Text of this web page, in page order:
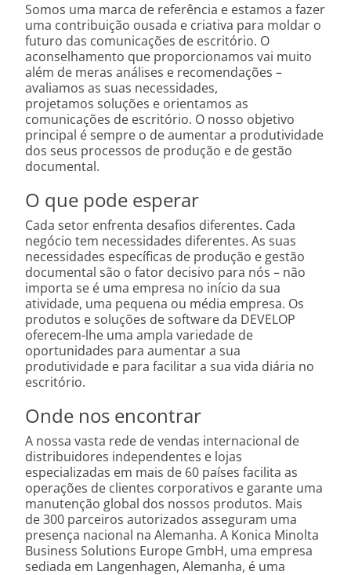
Somos uma marca de referência e estamos a fazer
uma contribuição ousada e criativa para moldar o
futuro das comunicações de escritório. O
aconselhamento que proporcionamos vai muito
além de meras análises e recomendações –
avaliamos as suas necessidades,
projetamos soluções e orientamos as
comunicações de escritório. O nosso objetivo
principal é sempre o de aumentar a produtividade
dos seus processos de produção e de gestão
documental.
O que pode esperar
Cada setor enfrenta desafios diferentes. Cada
negócio tem necessidades diferentes. As suas
necessidades específicas de produção e gestão
documental são o fator decisivo para nós – não
importa se é uma empresa no início da sua
atividade, uma pequena ou média empresa. Os
produtos e soluções de software da DEVELOP
oferecem-lhe uma ampla variedade de
oportunidades para aumentar a sua
produtividade e para facilitar a sua vida diária no
escritório.
Onde nos encontrar
A nossa vasta rede de vendas internacional de
distribuidores independentes e lojas
especializadas em mais de 60 países facilita as
operações de clientes corporativos e garante uma
manutenção global dos nossos produtos. Mais
de 300 parceiros autorizados asseguram uma
presença nacional na Alemanha. A Konica Minolta
Business Solutions Europe GmbH, uma empresa
sediada em Langenhagen, Alemanha, é uma